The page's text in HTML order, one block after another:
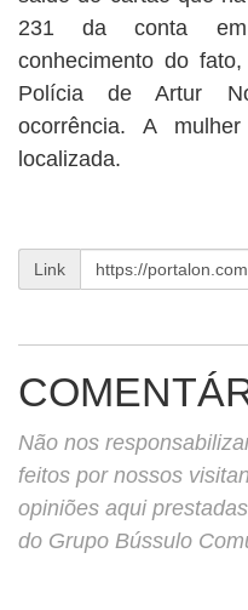
231 da conta em
conhecimento do
Polícia de Artur
ocorrência. A
localizada.
Link
Não nos
feitos por nossos
opiniões aqui
do Grupo Bússulo